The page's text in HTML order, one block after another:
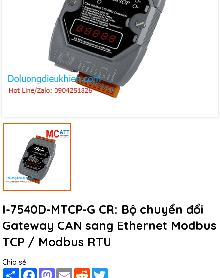
I-7540D-MTCP-G CR: Bộ chuyển đổi
Gateway CAN sang Ethernet Modbus
TCP / Modbus RTU
Chia sẻ
Share FacebookMastodon
Email Reddit
Mã giảm giá:
Điều kiện: